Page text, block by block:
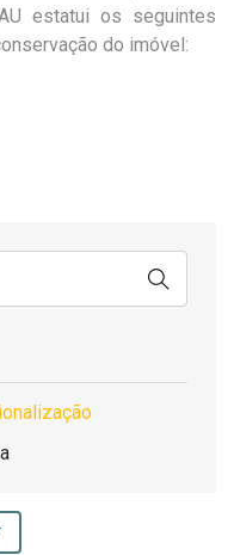
estatui os seguintes
do imóvel: